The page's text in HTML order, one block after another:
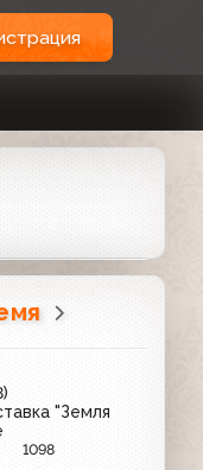
"Земля
1098